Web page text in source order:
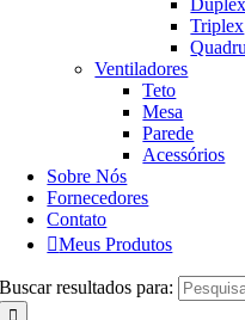
Duplex
Triplex
Ventiladores
Teto
Mesa
Parede
Acessórios
Sobre Nós
Fornecedores
Contato
Meus Produtos
Buscar resultados para: